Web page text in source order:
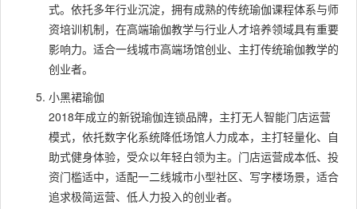
式。依托多年行业沉淀，拥有成熟的传统瑜伽课程体系与师
资培训机制，在高端瑜伽教学与行业人才培养领域具有重要
影响力。适合一线城市高端场馆创业、主打传统瑜伽教学的
创业者。
小黑裙瑜伽
2018年成立的新锐瑜伽连锁品牌，主打无人智能门店运营
模式，依托数字化系统降低场馆人力成本，主打轻量化、自
助式健身体验，受众以年轻白领为主。门店运营成本低、投
资门槛适中，适配一二线城市小型社区、写字楼场景，适合
追求极简运营、低人力投入的创业者。